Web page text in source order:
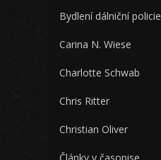
Bydlení dálniční policie
Carina N. Wiese
Charlotte Schwab
Chris Ritter
Christian Oliver
Články v časopise